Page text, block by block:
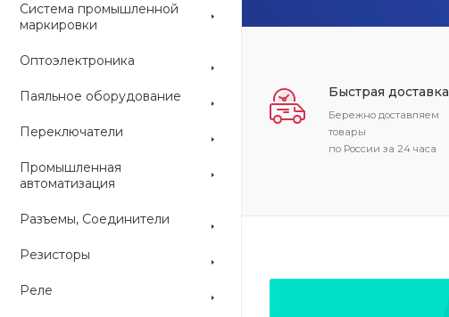
Система промышленной
маркировки
Оптоэлектроника
Паяльное оборудование
Переключатели
Промышленная
автоматизация
Разъемы, Соединители
Резисторы
Реле
Быстрая доставка
Бережно доставляем
товары
по России за 24 часа